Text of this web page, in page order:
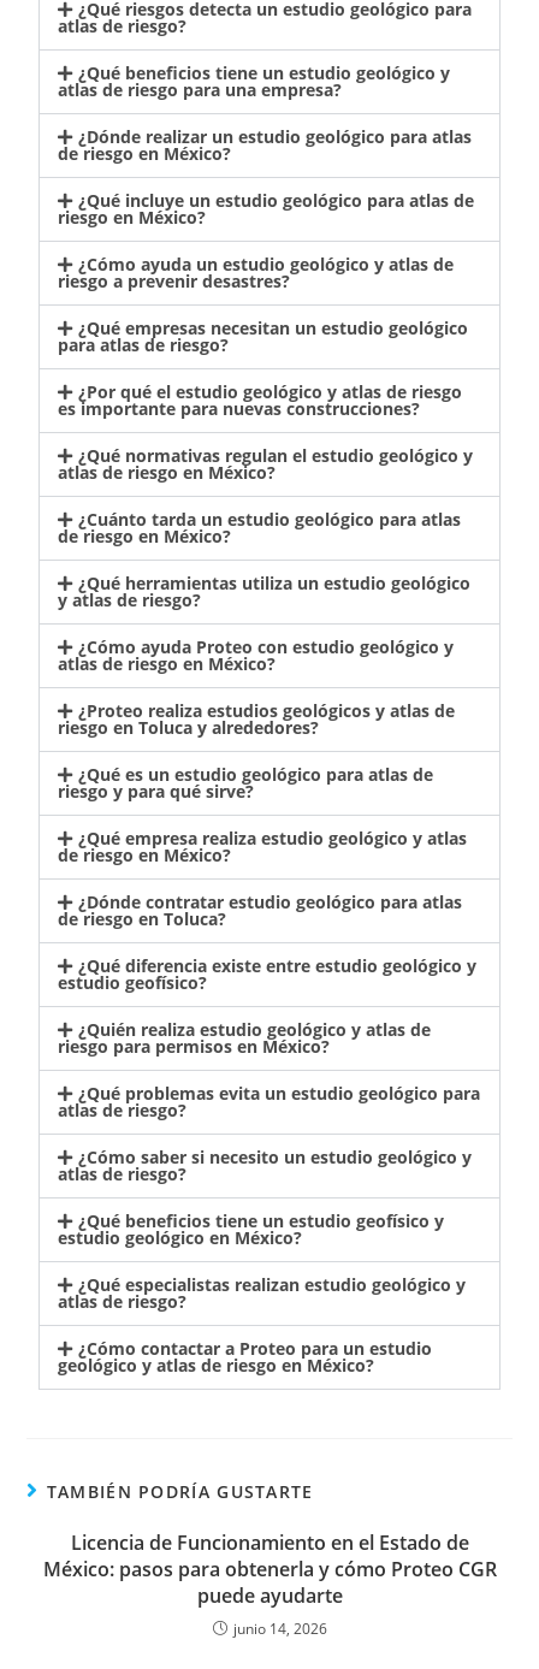
¿Qué riesgos detecta un estudio geológico para
atlas de riesgo?
¿Qué beneficios tiene un estudio geológico y
atlas de riesgo para una empresa?
¿Dónde realizar un estudio geológico para atlas
de riesgo en México?
¿Qué incluye un estudio geológico para atlas de
riesgo en México?
¿Cómo ayuda un estudio geológico y atlas de
riesgo a prevenir desastres?
¿Qué empresas necesitan un estudio geológico
para atlas de riesgo?
¿Por qué el estudio geológico y atlas de riesgo
es importante para nuevas construcciones?
¿Qué normativas regulan el estudio geológico y
atlas de riesgo en México?
¿Cuánto tarda un estudio geológico para atlas
de riesgo en México?
¿Qué herramientas utiliza un estudio geológico
y atlas de riesgo?
¿Cómo ayuda Proteo con estudio geológico y
atlas de riesgo en México?
¿Proteo realiza estudios geológicos y atlas de
riesgo en Toluca y alrededores?
¿Qué es un estudio geológico para atlas de
riesgo y para qué sirve?
¿Qué empresa realiza estudio geológico y atlas
de riesgo en México?
¿Dónde contratar estudio geológico para atlas
de riesgo en Toluca?
¿Qué diferencia existe entre estudio geológico y
estudio geofísico?
¿Quién realiza estudio geológico y atlas de
riesgo para permisos en México?
¿Qué problemas evita un estudio geológico para
atlas de riesgo?
¿Cómo saber si necesito un estudio geológico y
atlas de riesgo?
¿Qué beneficios tiene un estudio geofísico y
estudio geológico en México?
¿Qué especialistas realizan estudio geológico y
atlas de riesgo?
¿Cómo contactar a Proteo para un estudio
geológico y atlas de riesgo en México?
TAMBIÉN PODRÍA GUSTARTE
Licencia de Funcionamiento en el Estado de
México: pasos para obtenerla y cómo Proteo CGR
puede ayudarte
junio 14, 2026